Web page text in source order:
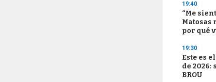
19:40
“Me
Matosas
por qué
19:30
Este es
de 2026:
BROU